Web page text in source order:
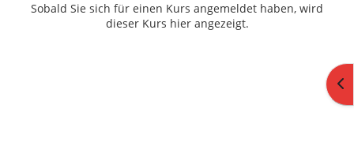
Sobald Sie sich für einen Kurs angemeldet haben, wird
dieser Kurs hier angezeigt.